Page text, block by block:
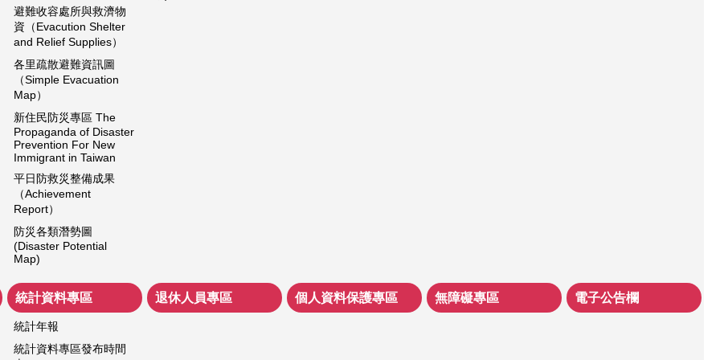
避難收容處所與救濟物
資（Evacution Shelter
and Relief Supplies）
各里疏散避難資訊圖
（Simple Evacuation
Map）
新住民防災專區 The
Propaganda of Disaster
Prevention For New
Immigrant in Taiwan
平日防救災整備成果
（Achievement
Report）
防災各類潛勢圖
(Disaster Potential
Map)
統計資料專區
統計年報
統計資料專區發布時間
退休人員專區 個人資料保護專區 無障礙專區 電子公告欄